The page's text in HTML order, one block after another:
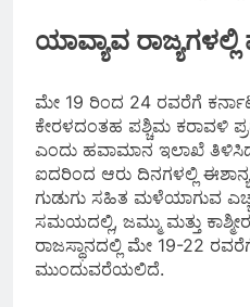
ಯಾವ್ಯಾವ
ಮೇ 19 ರಿಂದ 24 ರವರೆಗೆ
ಕೇರಳದಂತಹ ಪಶ್ಚಿಮ ಕರಾವಳಿ
ಎಂದು ಹವಾಮಾನ ಇಲಾಖೆ
ಐದರಿಂದ ಆರು ದಿನಗಳಲ್ಲಿ
ಗುಡುಗು ಸಹಿತ ಮಳೆಯಾಗುವ
ಸಮಯದಲ್ಲಿ, ಜಮ್ಮು ಮತ್ತು
ರಾಜಸ್ಥಾನದಲ್ಲಿ ಮೇ 19-22
ಮುಂದುವರೆಯಲಿದೆ.